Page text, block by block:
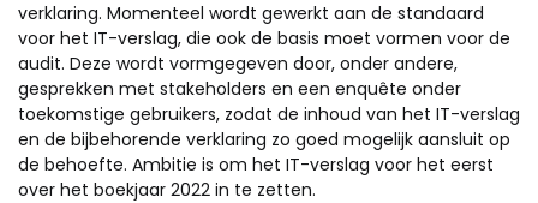
verklaring. Momenteel wordt gewerkt aan de standaard
voor het IT-verslag, die ook de basis moet vormen voor de
audit. Deze wordt vormgegeven door, onder andere,
gesprekken met stakeholders en een enquête onder
toekomstige gebruikers, zodat de inhoud van het IT-verslag
en de bijbehorende verklaring zo goed mogelijk aansluit op
de behoefte. Ambitie is om het IT-verslag voor het eerst
over het boekjaar 2022 in te zetten.